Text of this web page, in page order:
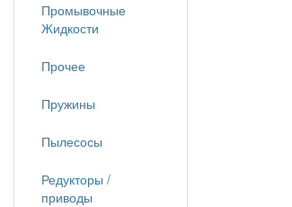
Промывочные
Жидкости
Прочее
Пружины
Пылесосы
Редукторы /
приводы